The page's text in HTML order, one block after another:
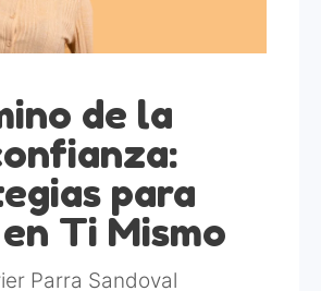
de la
para
Ti Mismo
Parra Sandoval